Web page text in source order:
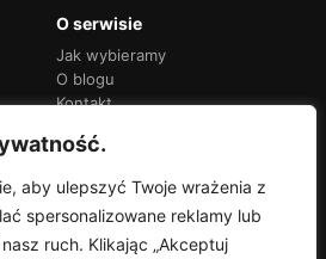
aby ulepszyć Twoje wrażenia z
spersonalizowane reklamy lub
ruch. Klikając „Akceptuj
O serwisie
Jak wybieramy
O blogu
Kontakt